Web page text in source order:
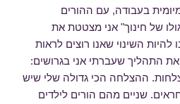
בעבודה, עם ההורים
של חינוך" אני מצטטת את
השינוי שאנו רוצים לראות
התהליך שעברתי אני בגרושים:
ההצלחה הכי גדולה שלי שיש
שניים מהם הורים לילדים